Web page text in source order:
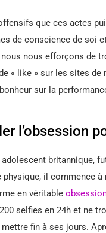
que ces actes
de conscience de soi
nous efforçons de
« like » sur les sites
sur la
l’obsession
adolescent britannique,
il commence
en véritable
selfies en 24h et ne
fin à ses jours.